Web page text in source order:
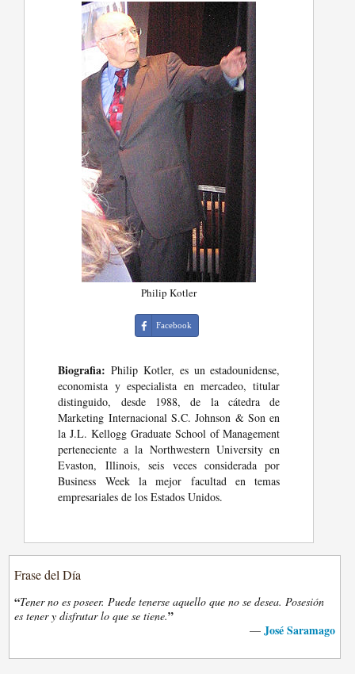
Philip Kotler
Facebook
Biografia: Philip Kotler, es un estadounidense,
economista y especialista en mercadeo, titular
distinguido, desde 1988, de la cátedra de
Marketing Internacional S.C. Johnson & Son en
la J.L. Kellogg Graduate School of Management
perteneciente a la Northwestern University en
Evaston, Illinois, seis veces considerada por
Business Week la mejor facultad en temas
empresariales de los Estados Unidos.
Frase del Día
“Tener no es poseer. Puede tenerse aquello que no se desea. Posesión
es tener y disfrutar lo que se tiene.”
— José Saramago